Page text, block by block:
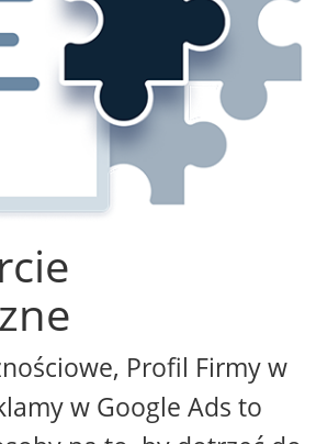
Profil Firmy w
w Google Ads to